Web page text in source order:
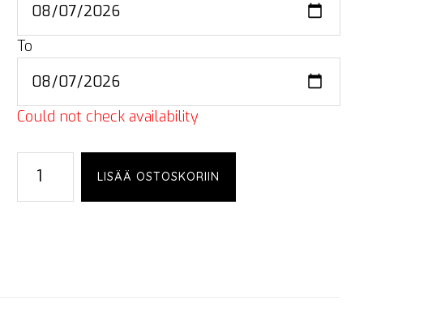
To
Could not check availability
Beta
87A
LISÄÄ OSTOSKORIIN